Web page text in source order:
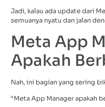
Jadi, kalau ada update dari
semuanya nyatu dan jalan
Meta App
Apakah
Nah, ini bagian yang sering
“Meta App Manager apakah